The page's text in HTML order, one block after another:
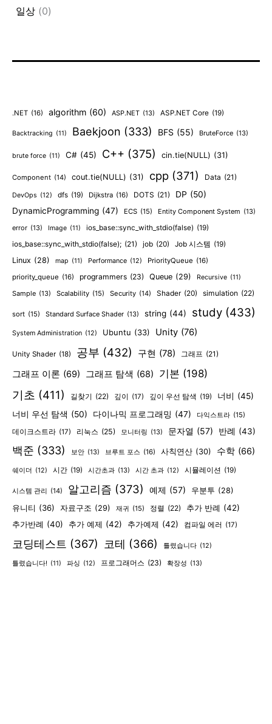
일상 (0)
.NET (16) algorithm (60) ASP.NET (13) ASP.NET Core (19)
Backtracking (11) Baekjoon (333) BFS (55) BruteForce (13)
brute force (11) C# (45) C++ (375) cin.tie(NULL) (31)
Component (14) cout.tie(NULL) (31) cpp (371) Data (21)
DevOps (12) dfs (19) Dijkstra (16) DOTS (21) DP (50)
DynamicProgramming (47) ECS (15) Entity Component System (13)
error (13) Image (11) ios_base::sync_with_stdio(false) (19)
ios_base::sync_with_stdio(false); (21) job (20) Job 시스템 (19)
Linux (28) map (11) Performance (12) PriorityQueue (16)
priority_queue (16) programmers (23) Queue (29) Recursive (11)
Sample (13) Scalability (15) Security (14) Shader (20) simulation (22)
sort (15) Standard Surface Shader (13) string (44) study (433)
System Administration (12) Ubuntu (33) Unity (76)
Unity Shader (18) 공부 (432) 구현 (78) 그래프 (21)
그래프 이론 (69) 그래프 탐색 (68) 기본 (198)
기초 (411) 길찾기 (22) 깊이 (17) 깊이 우선 탐색 (19) 너비 (45)
너비 우선 탐색 (50) 다이나믹 프로그래밍 (47) 다익스트라 (15)
데이크스트라 (17) 리눅스 (25) 모니터링 (13) 문자열 (57) 반례 (43)
백준 (333) 보안 (13) 브루트 포스 (16) 사칙연산 (30) 수학 (66)
쉐이더 (12) 시간 (19) 시간초과 (13) 시간 초과 (12) 시뮬레이션 (19)
시스템 관리 (14) 알고리즘 (373) 예제 (57) 우분투 (28)
유니티 (36) 자료구조 (29) 재귀 (15) 정렬 (22) 추가 반례 (42)
추가반례 (40) 추가 예제 (42) 추가예제 (42) 컴파일 에러 (17)
코딩테스트 (367) 코테 (366) 틀렸습니다 (12)
틀렸습니다! (11) 파싱 (12) 프로그래머스 (23) 확장성 (13)